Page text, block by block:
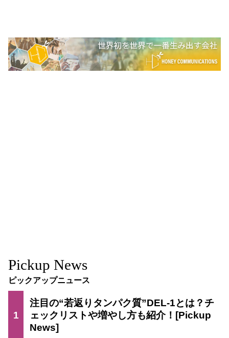
Pickup News
ピックアップニュース
1
注目の“若返りタンパク質”DEL-1とは？チ
ェックリストや増やし方も紹介！